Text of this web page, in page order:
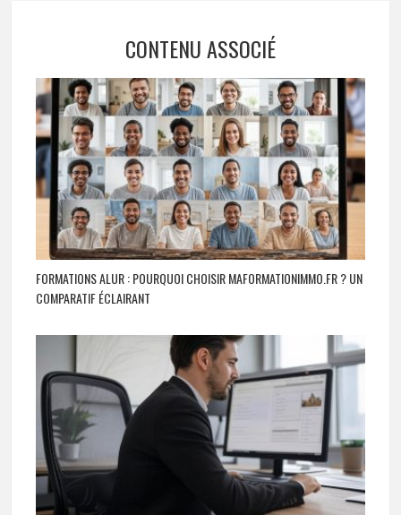
CONTENU ASSOCIÉ
FORMATIONS ALUR : POURQUOI CHOISIR MAFORMATIONIMMO.FR ? UN
COMPARATIF ÉCLAIRANT